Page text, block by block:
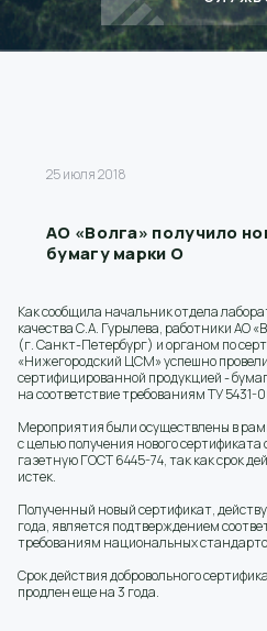
25 июля 2018
АО «Волга» получило
бумагу марки О
Как сообщила начальник отдела
качества С.А. Гурылева, работники АО
(г. Санкт-Петербург) и органом по
«Нижегородский ЦСМ» успешно
сертифицированной продукцией -
на соответствие требованиям ТУ
Мероприятия были осуществлены в
с целью получения нового сертификата
газетную ГОСТ 6445-74, так как срок
истек.
Полученный новый сертификат,
года, является подтверждением
требованиям национальных
Срок действия добровольного
продлен еще на 3 года.